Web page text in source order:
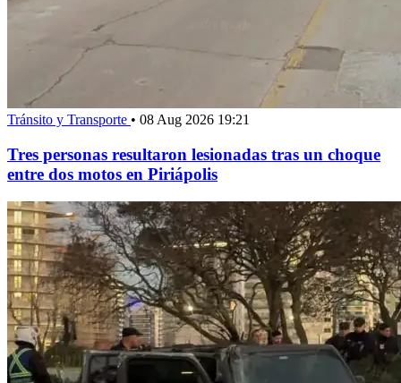
Tránsito y Transporte • 08 Aug 2026 19:21
Tres personas resultaron lesionadas tras un choque
entre dos motos en Piriápolis